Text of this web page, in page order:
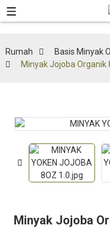
Rumah Basis Minyak
Minyak Jojoba Organik
Minyak Jojoba